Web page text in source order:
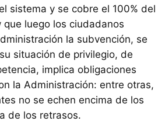
sistema y se cobre el 100% del
luego los ciudadanos
la subvención, se
situación de privilegio, de
implica obligaciones
la Administración: entre otras,
no se echen encima de los
de los retrasos.